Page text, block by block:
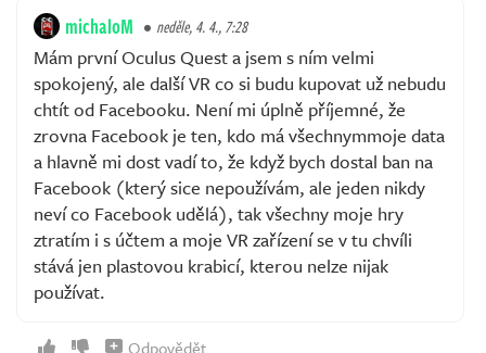
michaloM neděle, 4. 4., 7:28
Mám první Oculus Quest a jsem s ním velmi
spokojený, ale další VR co si budu kupovat už nebudu
chtít od Facebooku. Není mi úplně příjemné, že
zrovna Facebook je ten, kdo má všechnymmoje data
a hlavně mi dost vadí to, že když bych dostal ban na
Facebook (který sice nepoužívám, ale jeden nikdy
neví co Facebook udělá), tak všechny moje hry
ztratím i s účtem a moje VR zařízení se v tu chvíli
stává jen plastovou krabicí, kterou nelze nijak
používat.
Odpovědět